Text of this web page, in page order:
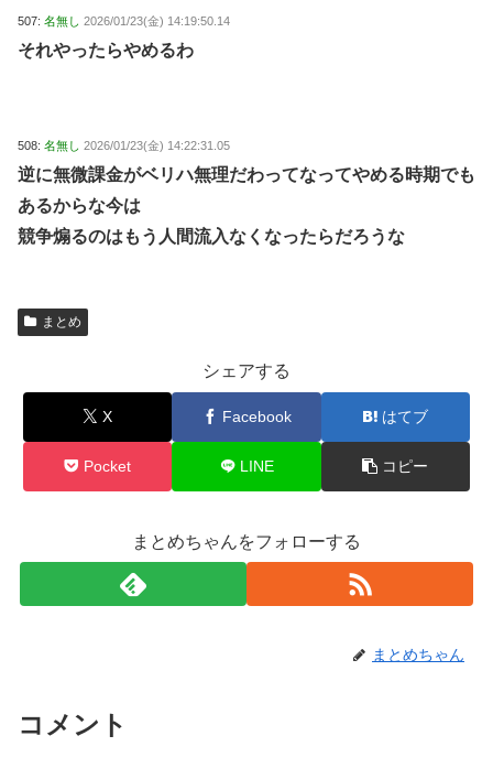
507: 名無し 2026/01/23(金) 14:19:50.14
それやったらやめるわ
508: 名無し 2026/01/23(金) 14:22:31.05
逆に無微課金がベリハ無理だわってなってやめる時期でも
あるからな今は
競争煽るのはもう人間流入なくなったらだろうな
まとめ
シェアする
X Facebook はてブ
Pocket LINE コピー
まとめちゃんをフォローする
まとめちゃん
コメント